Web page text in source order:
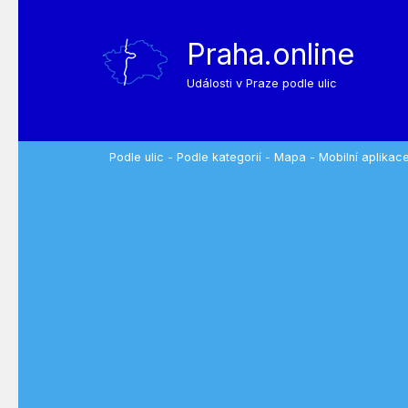
Praha.online
Události v Praze podle ulic
Podle ulic - Podle kategorií - Mapa - Mobilní